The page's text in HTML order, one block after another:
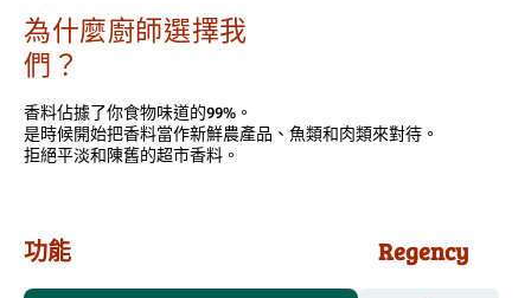
為什麼廚師選擇我
們？
香料佔據了你食物味道的99%。
是時候開始把香料當作新鮮農產品、魚類和肉類來對待。
拒絕平淡和陳舊的超市香料。
功能 Regency